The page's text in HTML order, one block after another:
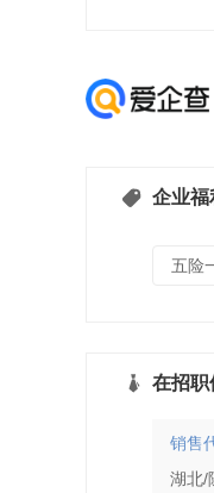
企业福
五险
在招职
销售
湖北/